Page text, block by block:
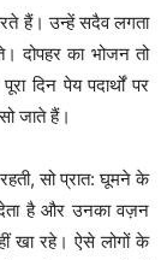
हैं। उन्हें सदैव लगता
दोपहर का भोजन तो
दिन पेय पदार्थों पर
जाते हैं।
सो प्रात: घूमने के
देता है और उनका वज़न
खा रहे। ऐसे लोगों के